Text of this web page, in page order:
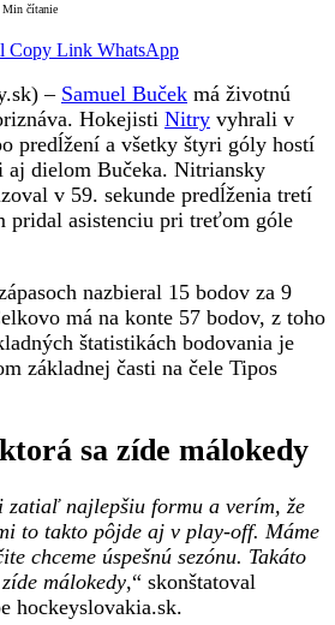
Min čítanie
Copy Link WhatsApp
– Samuel Buček má životnú
Hokejisti Nitry vyhrali v
predĺžení a všetky štyri góly hostí
aj dielom Bučeka. Nitriansky
v 59. sekunde predĺženia tretí
pridal asistenciu pri treťom góle
nazbieral 15 bodov za 9
má na konte 57 bodov, z toho
štatistikách bodovania je
základnej časti na čele Tipos
sa zíde málokedy
zatiaľ najlepšiu formu a verím, že
to takto pôjde aj v play-off. Máme
chceme úspešnú sezónu. Takáto
málokedy,“ skonštatoval
hockeyslovakia.sk.